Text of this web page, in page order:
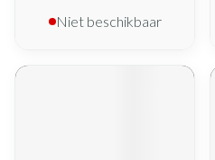
Niet beschikbaar